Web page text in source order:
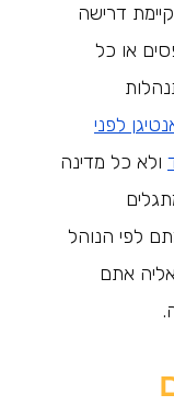
דרישה
או כל
לפני
ולא כל מדינה
לפי הנוהל
אתם